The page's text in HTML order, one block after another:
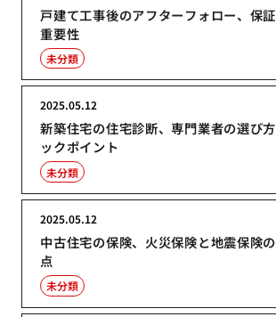
戸建て工事後のアフターフォロー、保
重要性
未分類
新築住宅の住宅診断、専門業者の選び
ックポイント
2025.05.12
未分類
中古住宅の保険、火災保険と地震保険
点
2025.05.12
未分類